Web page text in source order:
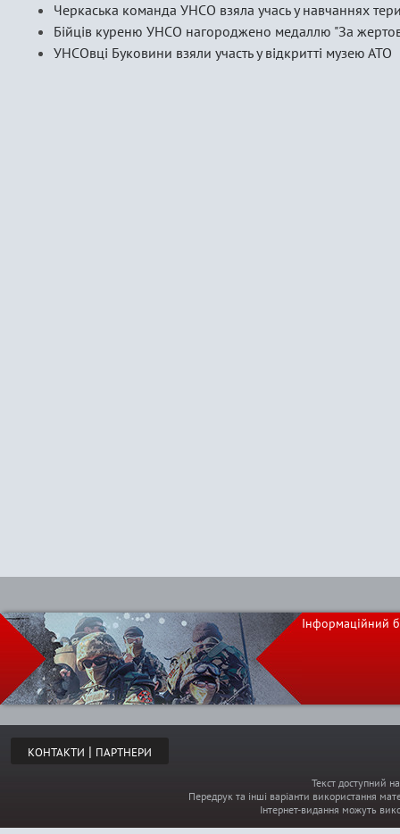
Черкаська команда УНСО взяла учась у навчаннях
Бійців куреню УНСО нагороджено медаллю "За
УНСОвці Буковини взяли участь у відкритті музею АТО
Інформаційний
КОНТАКТИ | ПАРТНЕРИ
Текст доступний
Передрук та інші варіанти використання
Інтернет-видання можуть